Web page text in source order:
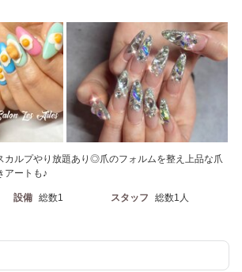
カルプやり放題あり◎爪のフォルムを整え上品な爪
アートも♪
設備 総数1 スタッフ 総数1人